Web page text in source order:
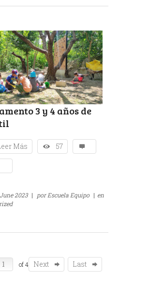
3 y 4 años de
Más 57
2023 | porEscuela Equipo | en
of 4 Next Last